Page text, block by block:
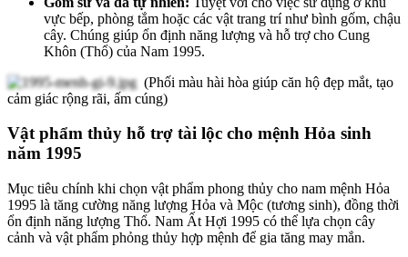
vực bếp, phòng tắm hoặc các vật trang trí như bình gốm, chậu
cây. Chúng giúp ổn định năng lượng và hỗ trợ cho Cung
Khôn (Thổ) của Nam 1995.
(Phối màu hài hòa giúp căn hộ đẹp mắt, tạo
cảm giác rộng rãi, ấm cúng)
Vật phẩm thủy hỗ trợ tài lộc cho mệnh Hỏa sinh
năm 1995
Mục tiêu chính khi chọn vật phẩm phong thủy cho nam mệnh Hỏa
1995 là tăng cường năng lượng Hỏa và Mộc (tương sinh), đồng thời
ổn định năng lượng Thổ. Nam Ất Hợi 1995 có thể lựa chọn cây
cảnh và vật phẩm phỏng thủy hợp mệnh để gia tăng may mắn.